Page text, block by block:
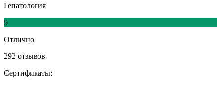
Гепатология
5
Отлично
292 отзывов
Сертификаты: